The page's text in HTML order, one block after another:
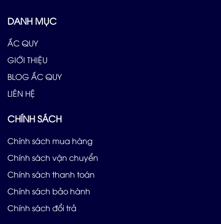
DANH MỤC
ẮC QUY
GIỚI THIỆU
BLOG ẮC QUY
LIÊN HỆ
CHÍNH SÁCH
Chính sách mua hàng
Chính sách vận chuyển
Chính sách thanh toán
Chính sách bảo hành
Chính sách đổi trả